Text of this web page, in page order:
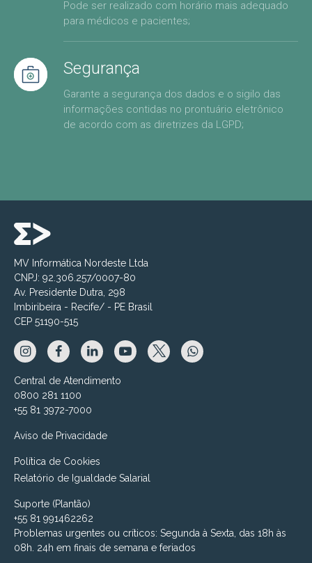
Pode ser realizado com horário mais adequado
para médicos e pacientes;
Segurança
Garante a segurança dos dados e o sigilo das
informações contidas no prontuário eletrônico
de acordo com as diretrizes da LGPD;
MV Informática Nordeste Ltda
CNPJ: 92.306.257/0007-80
Av. Presidente Dutra, 298
Imbiribeira - Recife/ - PE Brasil
CEP 51190-515
Central de Atendimento
0800 281 1100
+55 81 3972-7000
Aviso de Privacidade
Política de Cookies
Relatório de Igualdade Salarial
Suporte (Plantão)
+55 81 991462262
Problemas urgentes ou críticos: Segunda à Sexta, das 18h às
08h. 24h em finais de semana e feriados